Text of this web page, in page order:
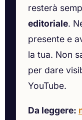
resterà
editoriale.
presente e
la tua. Non
per dare
YouTube.
Da leggere: